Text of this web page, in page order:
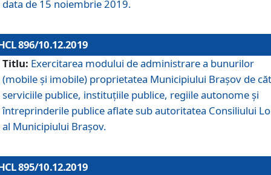
data de 15 noiembrie 2019.
896/10.12.2019
Titlu: Exercitarea modului de administrare a bunurilor
(mobile și imobile) proprietatea Municipiului Brașov de
serviciile publice, instituțiile publice, regiile autonome și
întreprinderile publice aflate sub autoritatea Consiliului
al Municipiului Brașov.
895/10.12.2019